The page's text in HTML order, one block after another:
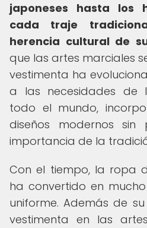
japoneses hasta los
cada traje
herencia cultural de
que las artes marciales
vestimenta ha
a las necesidades de
todo el mundo,
diseños modernos
importancia de la
Con el tiempo, la ropa
ha convertido en
uniforme. Además de
vestimenta en las